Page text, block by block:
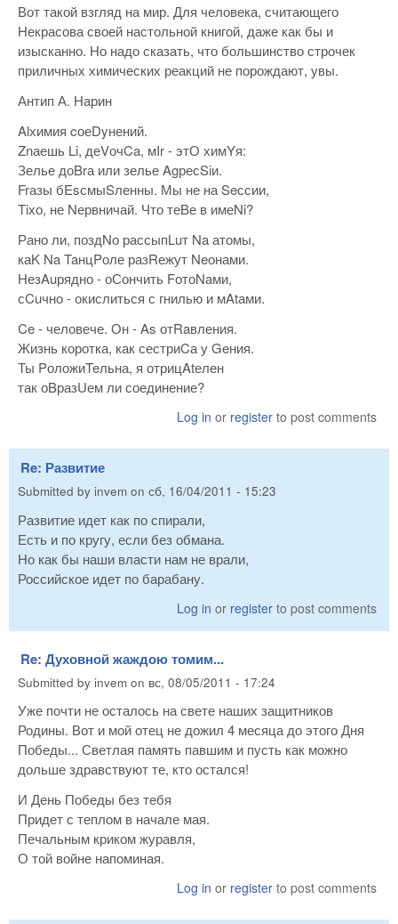
Вот такой взгляд на мир. Для человека, считающего
Некрасова своей настольной книгой, даже как бы и
изысканно. Но надо сказать, что большинство строчек
приличных химических реакций не порождают, увы.
Антип А. Нарин
Alхимия cоеDyнений.
Znаешь Li, деVочCa, мIr - этО химYя:
Зелье доBrа или зелье AgресSiи.
Frазы бEsсмыSленны. Мы не на Seссии,
Tiхо, не Nервничай. Что теBе в имеNi?
Рано ли, поздNо рассыпLuт Na атомы,
каK Na TaнцPоле разRежут Neонами.
НезAuрядно - оСончить FотоNaми,
сCuчно - окислиться с гнилью и мAtами.
Ce - человече. Он - As отRaвления.
Жизнь коротка, как сестриCа у Geния.
Ты PоложиTeльна, я отрицAtелен
так оBразUем ли соединение?
Log in or register to post comments
Re: Развитие
Submitted by invem on сб, 16/04/2011 - 15:23
Развитие идет как по спирали,
Есть и по кругу, если без обмана.
Но как бы наши власти нам не врали,
Российское идет по барабану.
Log in or register to post comments
Re: Духовной жаждою томим...
Submitted by invem on вс, 08/05/2011 - 17:24
Уже почти не осталось на свете наших защитников
Родины. Вот и мой отец не дожил 4 месяца до этого Дня
Победы... Светлая память павшим и пусть как можно
дольше здравствуют те, кто остался!
И День Победы без тебя
Придет с теплом в начале мая.
Печальным криком журавля,
О той войне напоминая.
Log in or register to post comments